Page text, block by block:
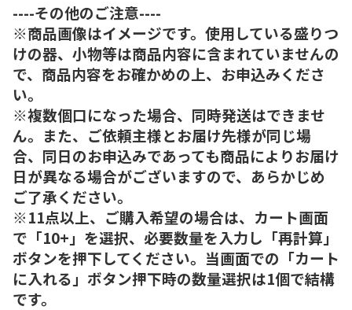
----その他のご注意----
※商品画像はイメージです。使用している盛りつ
けの器、小物等は商品内容に含まれていませんの
で、商品内容をお確かめの上、お申込みくださ
い。
※複数個口になった場合、同時発送はできませ
ん。また、ご依頼主様とお届け先様が同じ場
合、同日のお申込みであっても商品によりお届け
日が異なる場合がございますので、あらかじめ
ご了承ください。
※11点以上、ご購入希望の場合は、カート画面
で「10+」を選択、必要数量を入力し「再計算」
ボタンを押下してください。当画面での「カート
に入れる」ボタン押下時の数量選択は1個で結構
です。